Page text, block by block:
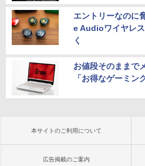
エントリーなのに
e Audioワイヤレ
く
お値段そのままで
「お得なゲーミン
本サイトのご利用について
広告掲載のご案内